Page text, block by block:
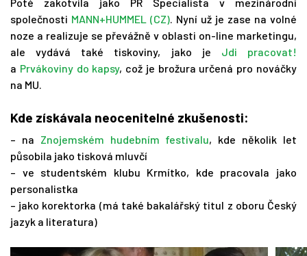
společnosti MANN+HUMMEL (CZ). Nyní už je zase na volné
noze a realizuje se převážně v oblasti on-line marketingu,
ale vydává také tiskoviny, jako je Jdi pracovat!
a Prvákoviny do kapsy, což je brožura určená pro nováčky
na MU.
Kde získávala neocenitelné zkušenosti:
– na Znojemském hudebním festivalu, kde několik let
působila jako tisková mluvčí
– ve studentském klubu Krmítko, kde pracovala jako
personalistka
– jako korektorka (má také bakalářský titul z oboru Český
jazyk a literatura)